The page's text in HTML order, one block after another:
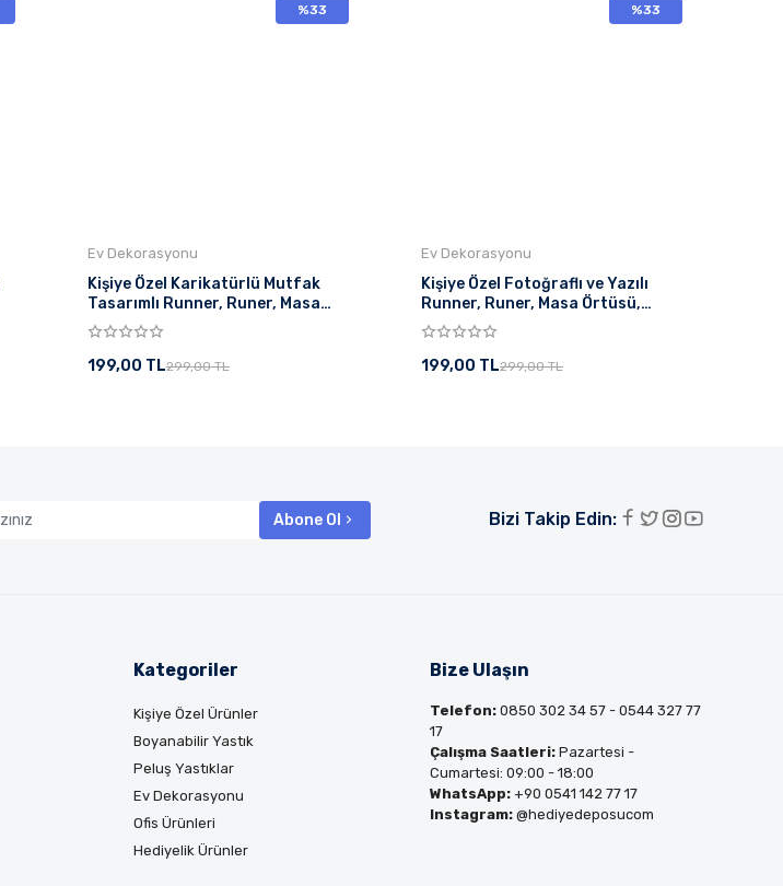
%33
Ev Dekorasyonu
Kişiye Özel Karikatürlü Mutfak
Tasarımlı Runner, Runer, Masa
Örtüsü, Sofranıza Zarafet Katın
Runner
199,00 TL299,00 TL
%33
Ev Dekorasyonu
Kişiye Özel Fotoğraflı ve Yazılı
Runner, Runer, Masa Örtüsü,
Sofranıza Zarafet Katın Runner
199,00 TL299,00 TL
Abone Ol Bizi Takip Edin:
Kategoriler
Kişiye Özel Ürünler
Boyanabilir Yastık
Peluş Yastıklar
Ev Dekorasyonu
Ofis Ürünleri
Hediyelik Ürünler
Bize Ulaşın
Telefon:0850 302 34 57 - 0544 327 77
17
Çalışma Saatleri:Pazartesi -
Cumartesi: 09:00 - 18:00
WhatsApp:+90 0541 142 77 17
Instagram:@hediyedeposucom